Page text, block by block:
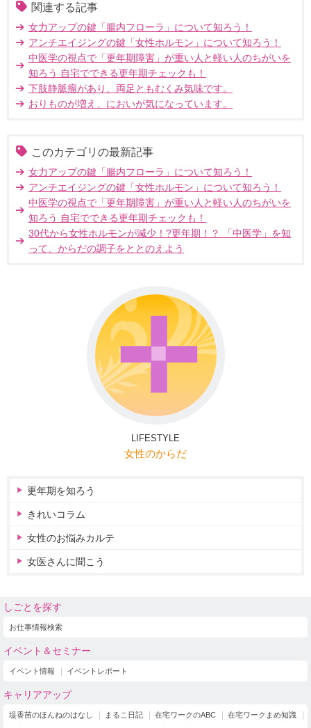
関連する記事
女力アップの鍵「腸内フローラ」について知ろう！
アンチエイジングの鍵「女性ホルモン」について知ろう！
中医学の視点で「更年期障害」が重い人と軽い人のちがいを
知ろう 自宅でできる更年期チェックも！
下肢静脈瘤があり、両足ともむくみ気味です。
おりものが増え、においが気になっています。
このカテゴリの最新記事
女力アップの鍵「腸内フローラ」について知ろう！
アンチエイジングの鍵「女性ホルモン」について知ろう！
中医学の視点で「更年期障害」が重い人と軽い人のちがいを
知ろう 自宅でできる更年期チェックも！
30代から女性ホルモンが減少！?更年期！？ 「中医学」を知
って、からだの調子をととのえよう
LIFESTYLE
女性のからだ
更年期を知ろう
きれいコラム
女性のお悩みカルテ
女医さんに聞こう
しごとを探す
お仕事情報検索
イベント＆セミナー
イベント情報 イベントレポート
キャリアアップ
堤香苗のほんねのはなし まるこ日記 在宅ワークのABC
在宅ワークまめ知識